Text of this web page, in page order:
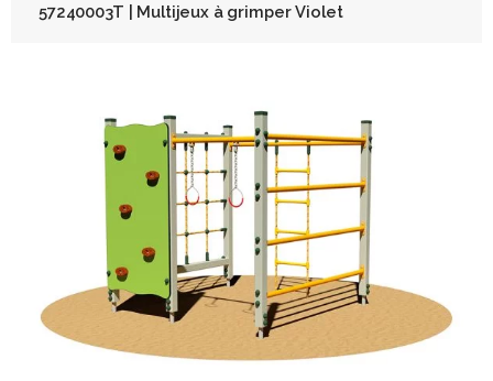
57240003T | Multijeux à grimper Violet